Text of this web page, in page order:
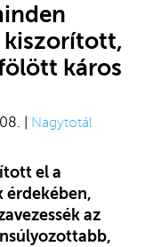
kiszorított,
káros
| Nagytotál
el a
érdekében,
az